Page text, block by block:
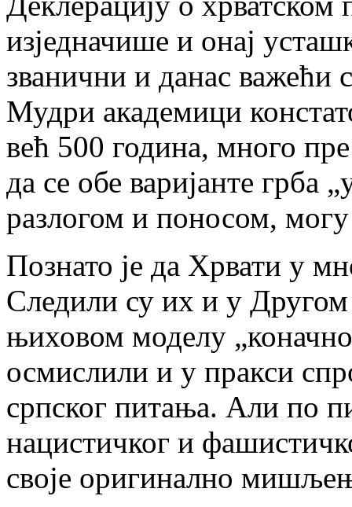
изједначише и онај
званични и данас
Мудри академици
већ 500 година, много
да се обе варијанте грба
разлогом и поносом, могу
Познато је да Хрвати у
Следили су их и у Другом
њиховом моделу
осмислили и у пракси
српског питања. Али по
нацистичког и
своје оригинално